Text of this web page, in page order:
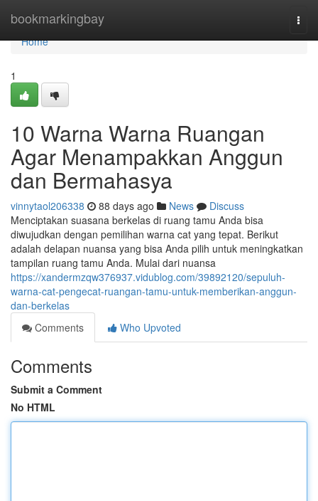
bookmarkingbay
Home
Home
1
10 Warna Warna Ruangan
Agar Menampakkan Anggun
dan Bermahasya
vinnytaol206338 88 days ago News
Discuss
Menciptakan suasana berkelas di ruang tamu Anda bisa
diwujudkan dengan pemilihan warna cat yang tepat. Berikut
adalah delapan nuansa yang bisa Anda pilih untuk meningkatkan
tampilan ruang tamu Anda. Mulai dari nuansa
https://xandermzqw376937.vidublog.com/39892120/sepuluh-
warna-cat-pengecat-ruangan-tamu-untuk-memberikan-anggun-
dan-berkelas
Comments
Who Upvoted
Comments
Submit a Comment
No HTML